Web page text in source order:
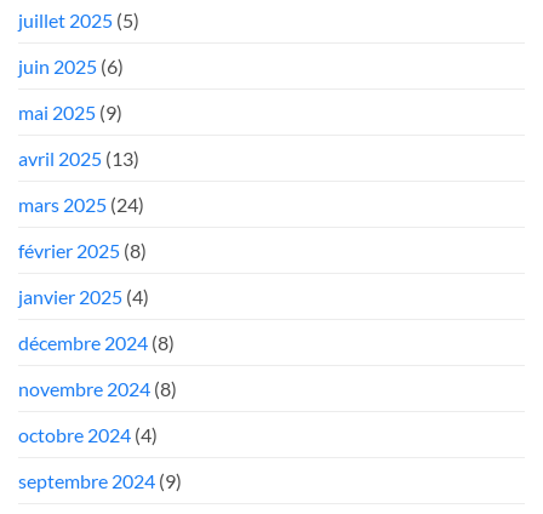
juillet 2025 (5)
juin 2025 (6)
mai 2025 (9)
avril 2025 (13)
mars 2025 (24)
février 2025 (8)
janvier 2025 (4)
décembre 2024 (8)
novembre 2024 (8)
octobre 2024 (4)
septembre 2024 (9)